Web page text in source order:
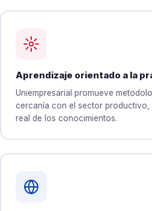
Aprendizaje orientado a la
Uniempresarial promueve
cercanía con el sector
real de los conocimientos.